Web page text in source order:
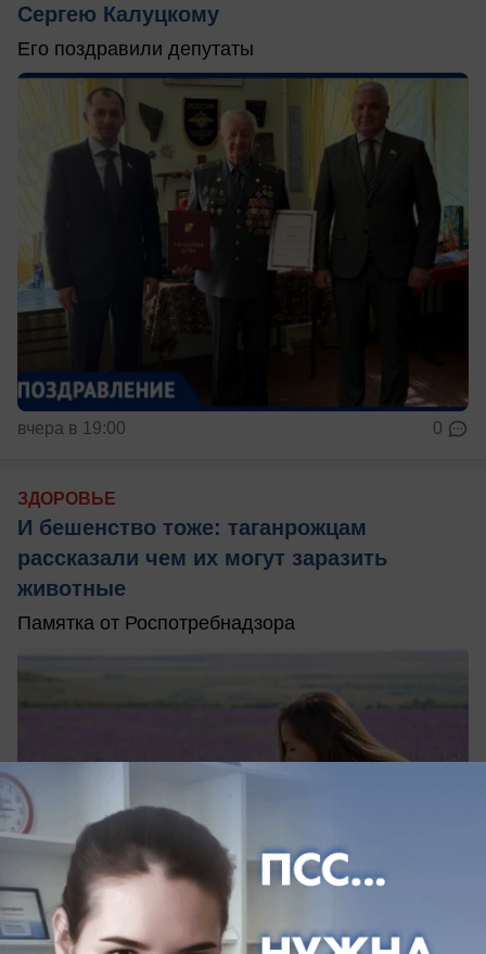
Сергею Калуцкому
Его поздравили депутаты
вчера в 19:00 0
ЗДОРОВЬЕ
И бешенство тоже: таганрожцам
рассказали чем их могут заразить
животные
Памятка от Роспотребнадзора